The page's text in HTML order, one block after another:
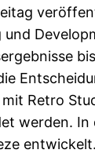
Retro
werden.